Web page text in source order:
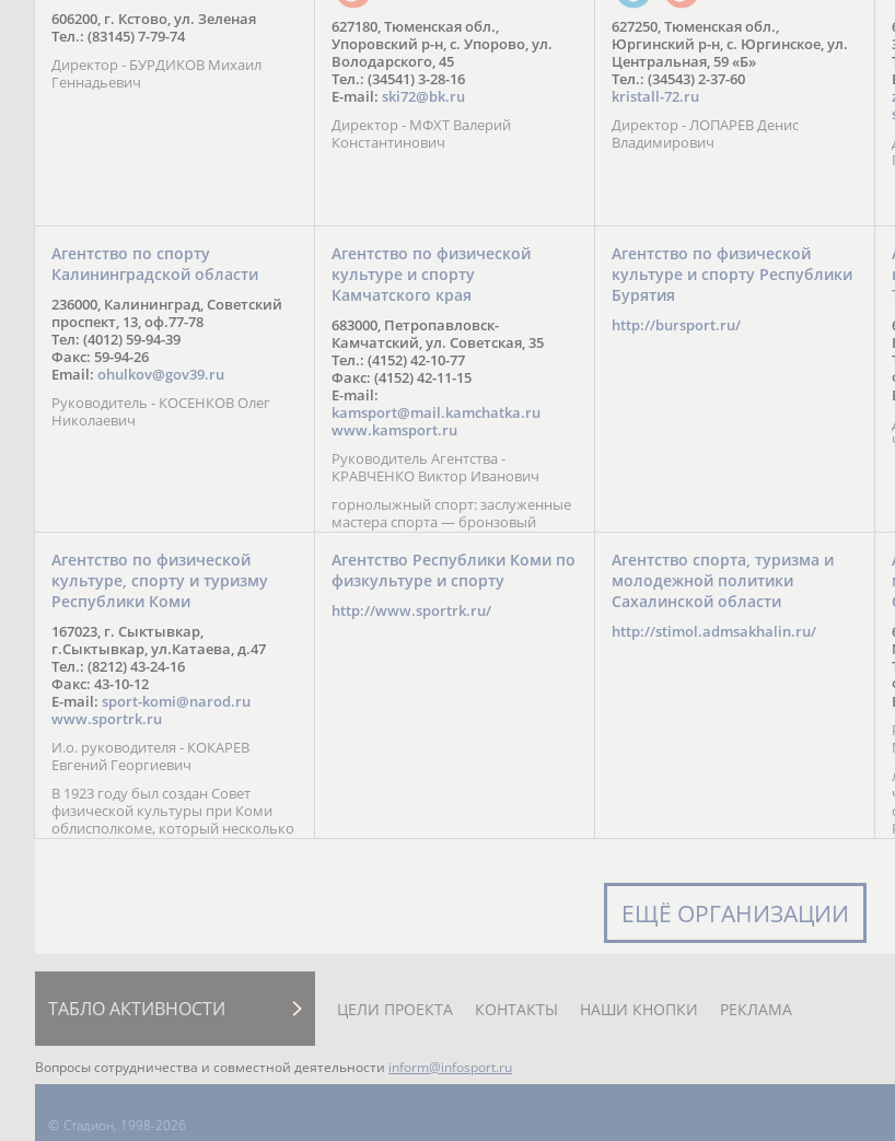
606200, г. Кстово, ул. Зеленая
Тел.: (83145) 7-79-74
Директор - БУРДИКОВ Михаил
Геннадьевич
627180, Тюменская обл.,
Упоровский р-н, с. Упорово, ул.
Володарского, 45
Тел.: (34541) 3-28-16
E-mail: ski72@bk.ru
Директор - МФХТ Валерий
Константинович
627250, Тюменская обл.,
Юргинский р-н, с. Юргинское, ул.
Центральная, 59 «Б»
Тел.: (34543) 2-37-60
kristall-72.ru
Директор - ЛОПАРЕВ Денис
Владимирович
Агентство по спорту
Калининградской области
236000, Калининград, Советский
проспект, 13, оф.77-78
Тел: (4012) 59-94-39
Факс: 59-94-26
Email: ohulkov@gov39.ru
Руководитель - КОСЕНКОВ Олег
Николаевич
Агентство по физической
культуре и спорту
Камчатского края
683000, Петропавловск-
Камчатский, ул. Советская, 35
Тел.: (4152) 42-10-77
Факс: (4152) 42-11-15
E-mail:
kamsport@mail.kamchatka.ru
www.kamsport.ru
Руководитель Агентства -
КРАВЧЕНКО Виктор Иванович
горнолыжный спорт: заслуженные
мастера спорта — бронзовый
призер Кубка мира (1997),
обладатель Кубка Европы (2002) В.
Зеленская; бронзовый призер
Паралимпийских игр в Солт-Лейк-
Сити (2002) А. Мошкин; мастер
Агентство по физической
культуре и спорту Республики
Бурятия
http://bursport.ru/
Агентство по физической
культуре, спорту и туризму
Республики Коми
167023, г. Сыктывкар,
г.Сыктывкар, ул.Катаева, д.47
Тел.: (8212) 43-24-16
Факс: 43-10-12
E-mail: sport-komi@narod.ru
www.sportrk.ru
И.о. руководителя - КОКАРЕВ
Евгений Георгиевич
В 1923 году был создан Совет
физической культуры при Коми
облисполкоме, который несколько
раз реорганизовывался; с 1994 года
Агентство Республики Коми по
физкультуре и спорту
http://www.sportrk.ru/
Агентство спорта, туризма и
молодежной политики
Сахалинской области
http://stimol.admsakhalin.ru/
ЕЩЁ ОРГАНИЗАЦИИ
ТАБЛО АКТИВНОСТИ ЦЕЛИ ПРОЕКТА КОНТАКТЫ НАШИ КНОПКИ РЕКЛАМА
Вопросы сотрудничества и совместной деятельности inform@infosport.ru
© Стадион, 1998-2026